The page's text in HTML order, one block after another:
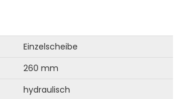
Einzelscheibe
260 mm
hydraulisch